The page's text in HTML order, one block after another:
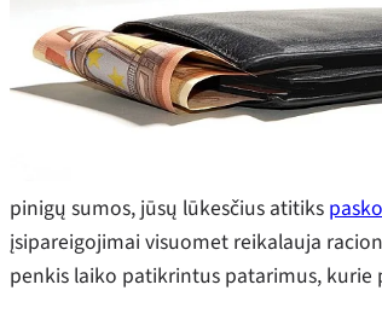
pinigų sumos, jūsų lūkesčius atitiks
įsipareigojimai visuomet reikalauja
penkis laiko patikrintus patarimus,